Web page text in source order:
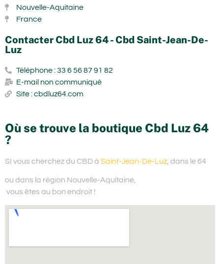
Nouvelle-Aquitaine
France
Contacter Cbd Luz 64 - Cbd Saint-Jean-De-
Luz
Téléphone : 33 6 56 87 91 82
E-mail non communiqué
Site : cbdluz64.com
Où se trouve la boutique Cbd Luz 64
?
SI vous cherchez du CBD à Saint-Jean-De-Luz , dans le 64
ou dans la région Nouvelle-Aquitaine,
vous êtes au bon endroit !